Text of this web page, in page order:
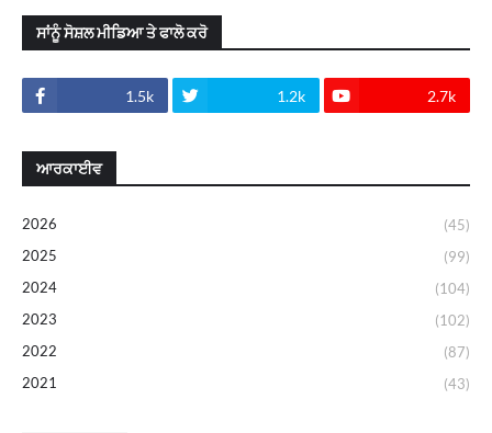
ਸਾਂਨੂੰ ਸੋਸ਼ਲ ਮੀਡਿਆ ਤੇ ਫਾਲੋ ਕਰੋ
1.5k 1.2k 2.7k
ਆਰਕਾਈਵ
2026
(45)
2025
(99)
2024
(104)
2023
(102)
2022
(87)
2021
(43)